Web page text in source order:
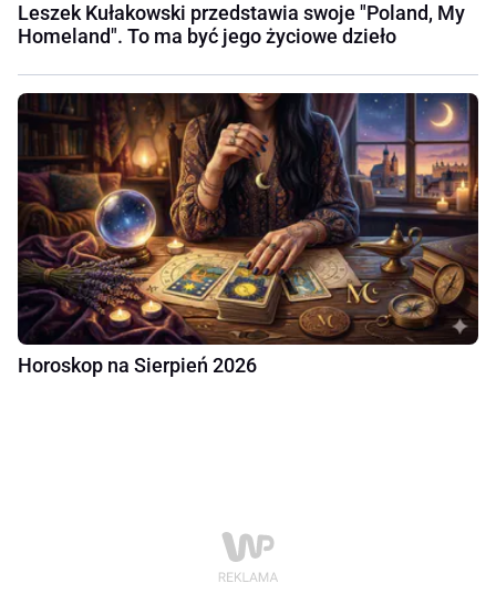
Leszek Kułakowski przedstawia swoje "Poland, My
Homeland". To ma być jego życiowe dzieło
Horoskop na Sierpień 2026